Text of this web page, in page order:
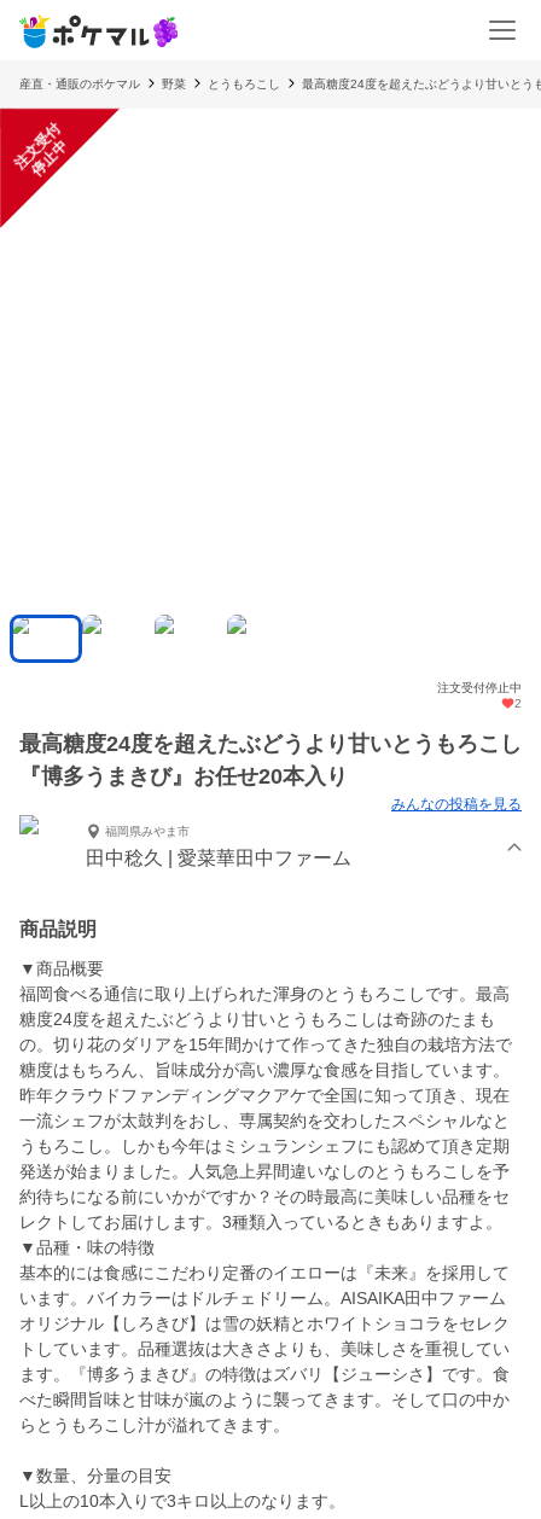
産直・通販のポケマル 野菜 とうもろこし 最高糖度24度を超えたぶどうより甘いとう
注
文
受
付
停
止
中
注文受付停止中
2
最高糖度24度を超えたぶどうより甘いとうもろこし
『博多うまきび』お任せ20本入り
みんなの投稿を見る
福岡県みやま市
田中稔久 | 愛菜華田中ファーム
商品説明
▼商品概要
福岡食べる通信に取り上げられた渾身のとうもろこしです。最高
糖度24度を超えたぶどうより甘いとうもろこしは奇跡のたまも
の。切り花のダリアを15年間かけて作ってきた独自の栽培方法で
糖度はもちろん、旨味成分が高い濃厚な食感を目指しています。
昨年クラウドファンディングマクアケで全国に知って頂き、現在
一流シェフが太鼓判をおし、専属契約を交わしたスペシャルなと
うもろこし。しかも今年はミシュランシェフにも認めて頂き定期
発送が始まりました。人気急上昇間違いなしのとうもろこしを予
約待ちになる前にいかがですか？その時最高に美味しい品種をセ
レクトしてお届けします。3種類入っているときもありますよ。
▼品種・味の特徴
基本的には食感にこだわり定番のイエローは『未来』を採用して
います。バイカラーはドルチェドリーム。AISAIKA田中ファーム
オリジナル【しろきび】は雪の妖精とホワイトショコラをセレク
トしています。品種選抜は大きさよりも、美味しさを重視してい
ます。『博多うまきび』の特徴はズバリ【ジューシさ】です。食
べた瞬間旨味と甘味が嵐のように襲ってきます。そして口の中か
らとうもろこし汁が溢れてきます。
▼数量、分量の目安
L以上の10本入りで3キロ以上のなります。